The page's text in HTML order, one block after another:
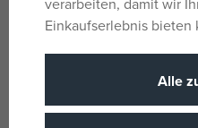
Anlässen für Mädchen und
kreatives Spielzeug lieben.
MEHR 3-IN-1-SPASS –
1-Reihe (separat erhältlich).
Einkaufserlebnis bieten
Alle